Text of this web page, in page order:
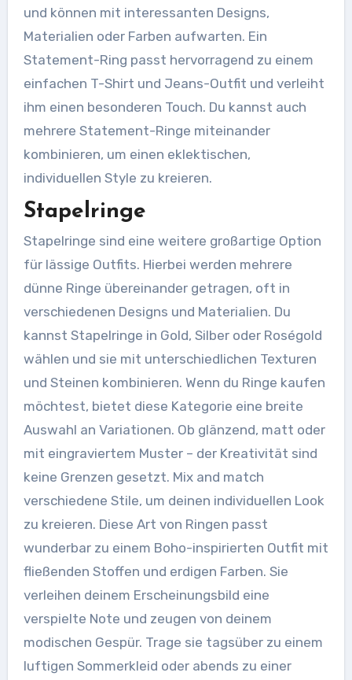
und können mit interessanten Designs,
Materialien oder Farben aufwarten. Ein
Statement-Ring passt hervorragend zu einem
einfachen T-Shirt und Jeans-Outfit und verleiht
ihm einen besonderen Touch. Du kannst auch
mehrere Statement-Ringe miteinander
kombinieren, um einen eklektischen,
individuellen Style zu kreieren.
Stapelringe
Stapelringe sind eine weitere großartige Option
für lässige Outfits. Hierbei werden mehrere
dünne Ringe übereinander getragen, oft in
verschiedenen Designs und Materialien. Du
kannst Stapelringe in Gold, Silber oder Roségold
wählen und sie mit unterschiedlichen Texturen
und Steinen kombinieren. Wenn du Ringe kaufen
möchtest, bietet diese Kategorie eine breite
Auswahl an Variationen. Ob glänzend, matt oder
mit eingraviertem Muster – der Kreativität sind
keine Grenzen gesetzt. Mix and match
verschiedene Stile, um deinen individuellen Look
zu kreieren. Diese Art von Ringen passt
wunderbar zu einem Boho-inspirierten Outfit mit
fließenden Stoffen und erdigen Farben. Sie
verleihen deinem Erscheinungsbild eine
verspielte Note und zeugen von deinem
modischen Gespür. Trage sie tagsüber zu einem
luftigen Sommerkleid oder abends zu einer